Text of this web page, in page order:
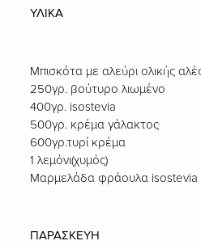
ΥΛΙΚΑ
Μπισκότα με αλεύρι ολικής
250γρ. βούτυρο λιωμένο
400γρ. isostevia
500γρ. κρέμα γάλακτος
600γρ.τυρί κρέμα
1 λεμόνι(χυμός)
Μαρμελάδα φράουλα isostevia
ΠΑΡΑΣΚΕΥΗ